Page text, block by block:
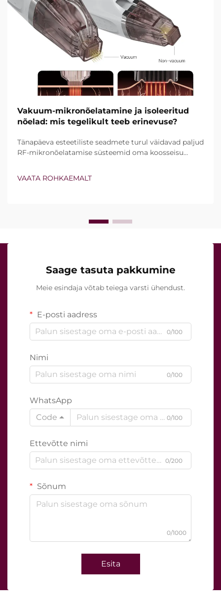
Vakuum-mikronõelatamine ja isoleeritud
nõelad: mis tegelikult teeb erinevuse?
Tänapäeva esteetiliste seadmete turul väidavad paljud
RF-mikronõelatamise süsteemid oma koosseisu
funktsioonid olemas on, vaid kuidas nad kliinilise ravi
VAATA ROHKAEMALT
Saage tasuta pakkumine
Meie esindaja võtab teiega varsti ühendust.
E-posti aadress
0/100
Nimi
0/100
WhatsApp
Code
0/100
Ettevõtte nimi
0/200
Sõnum
0/1000
Esita